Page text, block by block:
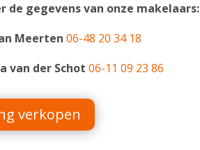
de gegevens van onze makelaars:
Meerten 06-48 20 34 18
van der Schot 06-11 09 23 86
verkopen